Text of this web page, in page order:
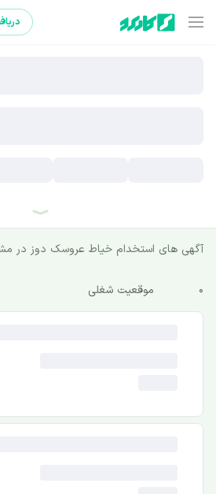
آگهی های استخدام خیاط عروسک دوز در
0 موقعیت شغلی